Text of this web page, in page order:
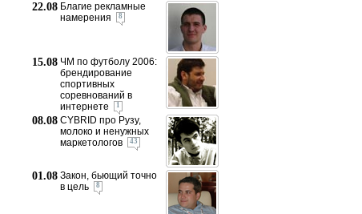
22.08 Благие рекламные
намерения
8
15.08 ЧМ по футболу 2006:
брендирование
спортивных
соревнований в
интернете
1
08.08 CYBRID про Рузу,
молоко и ненужных
маркетологов
43
01.08 Закон, бьющий точно
в цель
8